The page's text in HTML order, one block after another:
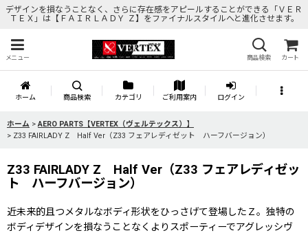
デザインを損なうことなく、さらに存在感をアピールすることができる「ＶＥＲ
ＴＥＸ」は【ＦＡＩＲＬＡＤＹ Ｚ】をファイナルスタイルへと進化させます。
メニュー 商品検索 カート
ホーム 商品検索 カテゴリ ご利用案内 ログイン
ホーム > AERO PARTS【VERTEX（ヴェルテックス）】
> Z33 FAIRLADY Z Half Ver（Z33 フェアレディゼット ハーフバージョン）
Z33 FAIRLADY Z Half Ver（Z33 フェアレディゼッ
ト ハーフバージョン）
近未来的且つメタルなボディ形状をひっさげて登場したＺ。独特の
ボディデザインを損なうことなくよりスポーティーでアグレッシヴ